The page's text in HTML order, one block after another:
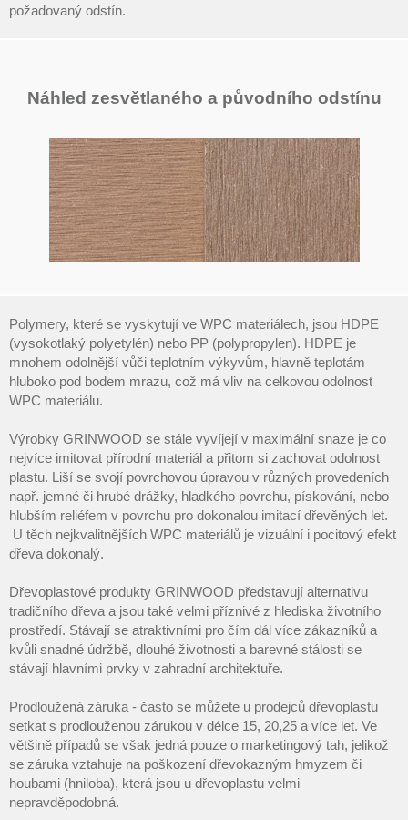
požadovaný odstín.
Náhled zesvětlaného a původního odstínu
Polymery, které se vyskytují ve WPC materiálech, jsou HDPE
(vysokotlaký polyetylén) nebo PP (polypropylen). HDPE je
mnohem odolnější vůči teplotním výkyvům, hlavně teplotám
hluboko pod bodem mrazu, což má vliv na celkovou odolnost
WPC materiálu.
Výrobky GRINWOOD se stále vyvíjejí v maximální snaze je co
nejvíce imitovat přírodní materiál a přitom si zachovat odolnost
plastu. Liší se svojí povrchovou úpravou v různých provedeních
např. jemné či hrubé drážky, hladkého povrchu, pískování, nebo
hlubším reliéfem v povrchu pro dokonalou imitací dřevěných let.
U těch nejkvalitnějších WPC materiálů je vizuální i pocitový efekt
dřeva dokonalý.
Dřevoplastové produkty GRINWOOD představují alternativu
tradičního dřeva a jsou také velmi příznivé z hlediska životního
prostředí. Stávají se atraktivními pro čím dál více zákazníků a
kvůli snadné údržbě, dlouhé životnosti a barevné stálosti se
stávají hlavními prvky v zahradní architektuře.
Prodloužená záruka - často se můžete u prodejců dřevoplastu
setkat s prodlouženou zárukou v délce 15, 20,25 a více let. Ve
většině případů se však jedná pouze o marketingový tah, jelikož
se záruka vztahuje na poškození dřevokazným hmyzem či
houbami (hniloba), která jsou u dřevoplastu velmi
nepravděpodobná.